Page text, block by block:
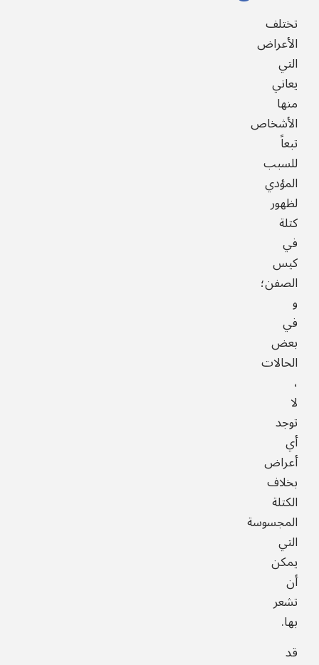
تختلف
الأعراض
التي
يعاني
منها
الأشخاص
تبعاً
للسبب
المؤدي
لظهور
كتلة
في
كيس
الصفن؛
و
في
بعض
الحالات
،
لا
توجد
أي
أعراض
بخلاف
الكتلة
المجسوسة
التي
يمكن
أن
تشعر
بها.
قد